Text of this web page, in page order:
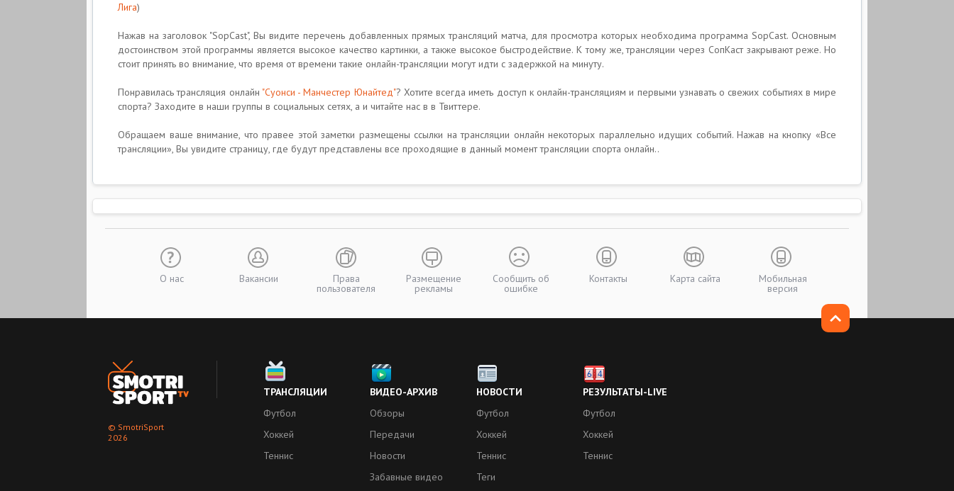
Лига)
Нажав на заголовок "SopCast", Вы видите перечень добавленных прямых трансляций матча, для просмотра которых необходима программа SopCast. Основным
достоинством этой программы является высокое качество картинки, а также высокое быстродействие. К тому же, трансляции через СопКаст закрывают реже. Но
стоит принять во внимание, что время от времени такие онлайн-трансляции могут идти с задержкой на минуту.
Понравилась трансляция онлайн "Суонси - Манчестер Юнайтед"? Хотите всегда иметь доступ к онлайн-трансляциям и первыми узнавать о свежих событиях в мире
спорта? Заходите в наши группы в социальных сетях, а и читайте нас в в Твиттере.
Обращаем ваше внимание, что правее этой заметки размещены ссылки на трансляции онлайн некоторых параллельно идущих событий. Нажав на кнопку «Все
трансляции», Вы увидите страницу, где будут представлены все проходящие в данный момент трансляции спорта онлайн..
О нас Вакансии Права
пользователя
Размещение
рекламы
Сообщить об
ошибке
Контакты Карта сайта Мобильная
версия
© SmotriSport
2026
ТРАНСЛЯЦИИ
Футбол
Хоккей
Теннис
ВИДЕО-АРХИВ
Обзоры
Передачи
Новости
Забавные видео
НОВОСТИ
Футбол
Хоккей
Теннис
Теги
РЕЗУЛЬТАТЫ-LIVE
Футбол
Хоккей
Теннис